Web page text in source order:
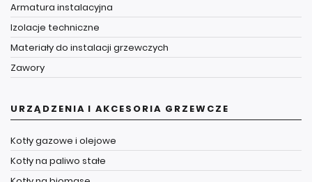
Armatura instalacyjna
Izolacje techniczne
Materiały do instalacji grzewczych
Zawory
URZĄDZENIA I AKCESORIA GRZEWCZE
Kotły gazowe i olejowe
Kotły na paliwo stałe